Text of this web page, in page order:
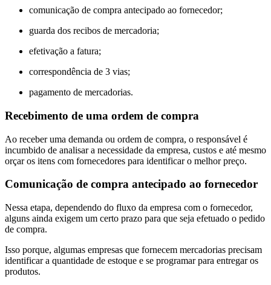
comunicação de compra antecipado ao fornecedor;
guarda dos recibos de mercadoria;
efetivação a fatura;
correspondência de 3 vias;
pagamento de mercadorias.
Recebimento de uma ordem de compra
Ao receber uma demanda ou ordem de compra, o responsável é
incumbido de analisar a necessidade da empresa, custos e até mesmo
orçar os itens com fornecedores para identificar o melhor preço.
Comunicação de compra antecipado ao fornecedor
Nessa etapa, dependendo do fluxo da empresa com o fornecedor,
alguns ainda exigem um certo prazo para que seja efetuado o pedido
de compra.
Isso porque, algumas empresas que fornecem mercadorias precisam
identificar a quantidade de estoque e se programar para entregar os
produtos.